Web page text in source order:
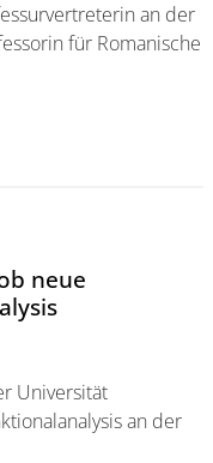
an der
für Romanische
ernannt
neue
Universität
an der